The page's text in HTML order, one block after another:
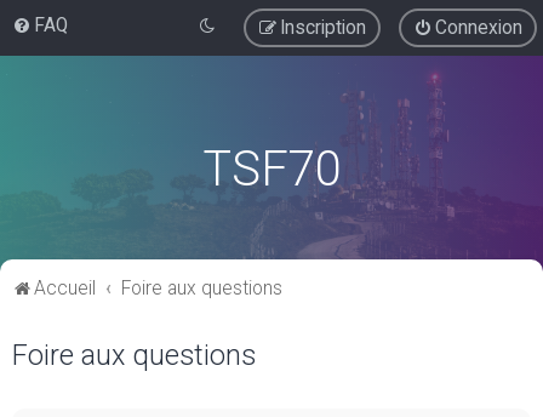
FAQ Connexion
Inscription
TSF70
Accueil Foire aux questions
Foire aux questions